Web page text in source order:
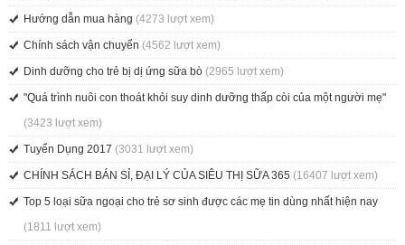
Hướng dẫn mua hàng (4273 lượt xem)
Chính sách vận chuyển (4562 lượt xem)
Dinh dưỡng cho trẻ bị dị ứng sữa bò (2965 lượt xem)
"Quá trình nuôi con thoát khỏi suy dinh dưỡng thấp còi của một người mẹ"
(3423 lượt xem)
Tuyển Dụng 2017 (3031 lượt xem)
CHÍNH SÁCH BÁN SỈ, ĐẠI LÝ CỦA SIÊU THỊ SỮA 365 (16407 lượt xem)
Top 5 loại sữa ngoại cho trẻ sơ sinh được các mẹ tin dùng nhất hiện nay
(1811 lượt xem)